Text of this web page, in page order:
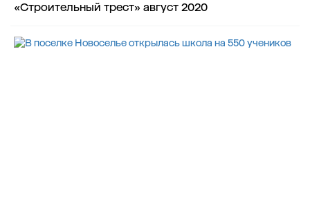
«Строительный трест» август 2020